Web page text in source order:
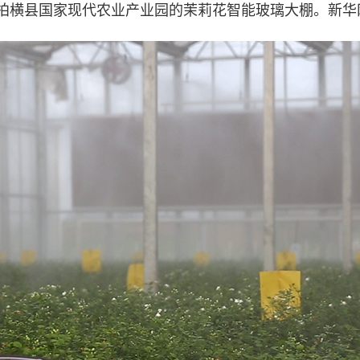
横县国家现代农业产业园的茉莉花智能玻璃大棚。新